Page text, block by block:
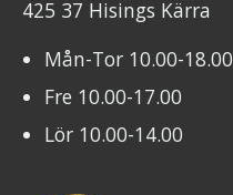
425 37 Hisings Kärra
Mån-Tor 10.00-18.00
Fre 10.00-17.00
Lör 10.00-14.00